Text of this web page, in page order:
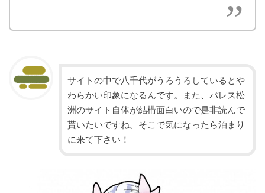
サイトの中で八千代がうろうろしているとや
わらかい印象になるんです。また、パレス松
洲のサイト自体が結構面白いので是非読んで
貰いたいですね。そこで気になったら泊まり
に来て下さい！